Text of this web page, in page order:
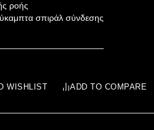
ροής
σπιράλ σύνδεσης
WISHLIST ADD TO COMPARE